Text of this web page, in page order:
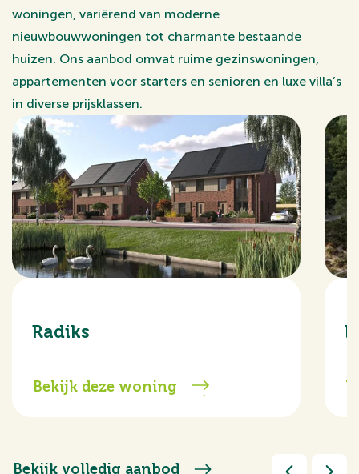
woningen, variërend van moderne
nieuwbouwwoningen tot charmante bestaande
huizen. Ons aanbod omvat ruime gezinswoningen,
appartementen voor starters en senioren en luxe villa’s
in diverse prijsklassen.
Radiks
Bekijk deze woning
Bekijk volledig aanbod